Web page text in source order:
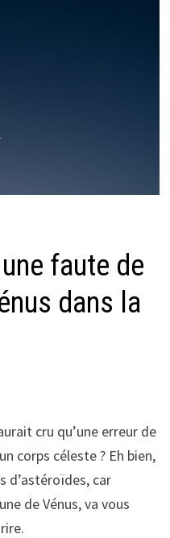
faute de
dans la
cru qu’une erreur de
corps céleste ? Eh bien,
d’astéroïdes, car
de Vénus, va vous